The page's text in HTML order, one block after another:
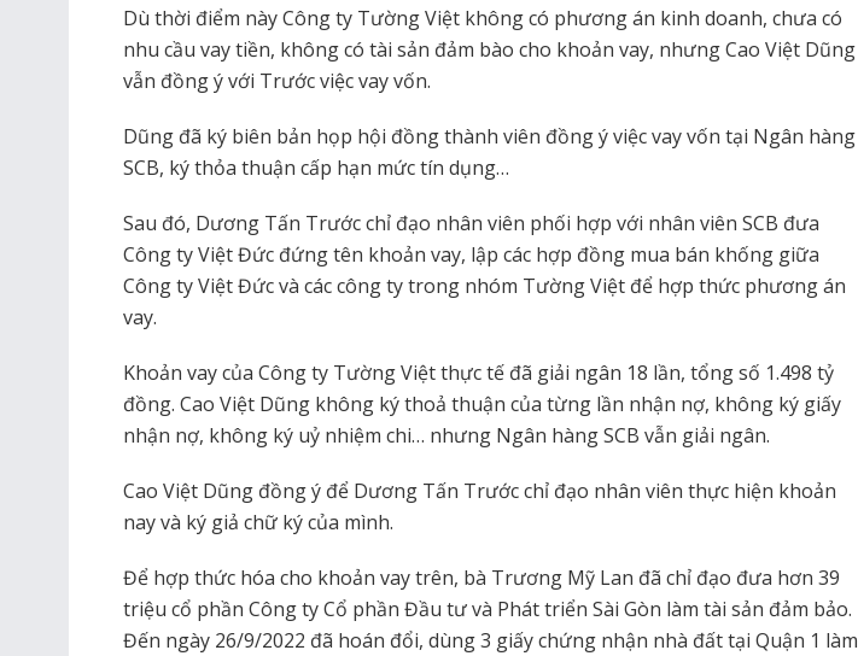
Dù thời điểm này Công ty Tường Việt không có phương án kinh doanh, chưa có
nhu cầu vay tiền, không có tài sản đảm bào cho khoản vay, nhưng Cao Việt Dũng
vẫn đồng ý với Trước việc vay vốn.
Dũng đã ký biên bản họp hội đồng thành viên đồng ý việc vay vốn tại Ngân hàng
SCB, ký thỏa thuận cấp hạn mức tín dụng…
Sau đó, Dương Tấn Trước chỉ đạo nhân viên phối hợp với nhân viên SCB đưa
Công ty Việt Đức đứng tên khoản vay, lập các hợp đồng mua bán khống giữa
Công ty Việt Đức và các công ty trong nhóm Tường Việt để hợp thức phương án
vay.
Khoản vay của Công ty Tường Việt thực tế đã giải ngân 18 lần, tổng số 1.498 tỷ
đồng. Cao Việt Dũng không ký thoả thuận của từng lần nhận nợ, không ký giấy
nhận nợ, không ký uỷ nhiệm chi… nhưng Ngân hàng SCB vẫn giải ngân.
Cao Việt Dũng đồng ý để Dương Tấn Trước chỉ đạo nhân viên thực hiện khoản
nay và ký giả chữ ký của mình.
Để hợp thức hóa cho khoản vay trên, bà Trương Mỹ Lan đã chỉ đạo đưa hơn 39
triệu cổ phần Công ty Cổ phần Đầu tư và Phát triển Sài Gòn làm tài sản đảm bảo.
Đến ngày 26/9/2022 đã hoán đổi, dùng 3 giấy chứng nhận nhà đất tại Quận 1 làm